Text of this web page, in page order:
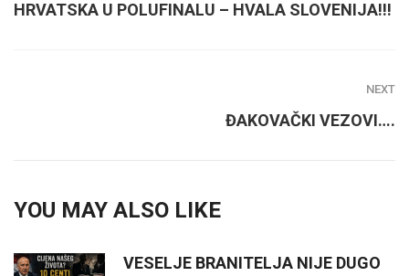
HRVATSKA U POLUFINALU – HVALA SLOVENIJA!!!
NEXT
ĐAKOVAČKI VEZOVI….
YOU MAY ALSO LIKE
VESELJE BRANITELJA NIJE DUGO